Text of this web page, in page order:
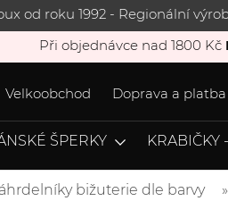
od roku 1992 - Regionální
Při objednávce nad 1800 Kč
Velkoobchod Doprava a platba
ŠPERKY KRABIČKY
bižuterie dle barvy